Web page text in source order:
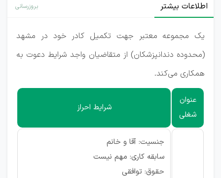
اطلاعات بیشتر بروزرسانی
یک مجموعه معتبر جهت تکمیل کادر خود در مشهد
(محدوده دندانپزشکان) از متقاضیان واجد شرایط دعوت به
همکاری می‌کند.
عنوان
شغلی
شرایط احراز
جنسیت: آقا و خانم
سابقه کاری: مهم نیست
حقوق: توافقی